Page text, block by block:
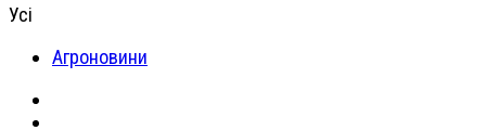
Усі
Агроновини